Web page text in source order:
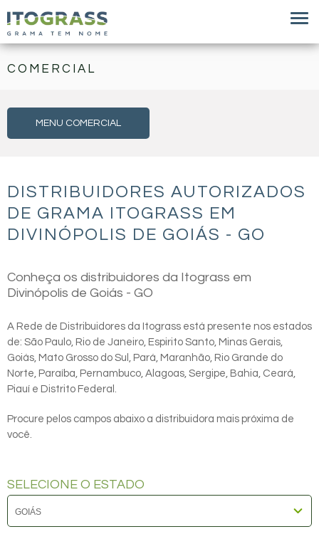
COMERCIAL
MENU COMERCIAL
DISTRIBUIDORES AUTORIZADOS
DE GRAMA ITOGRASS EM
DIVINÓPOLIS DE GOIÁS - GO
Conheça os distribuidores da Itograss em
Divinópolis de Goiás - GO
A Rede de Distribuidores da Itograss está presente nos estados
de: São Paulo, Rio de Janeiro, Espirito Santo, Minas Gerais,
Goiás, Mato Grosso do Sul, Pará, Maranhão, Rio Grande do
Norte, Paraíba, Pernambuco, Alagoas, Sergipe, Bahia, Ceará,
Piauí e Distrito Federal.
Procure pelos campos abaixo a distribuidora mais próxima de
você.
SELECIONE O ESTADO